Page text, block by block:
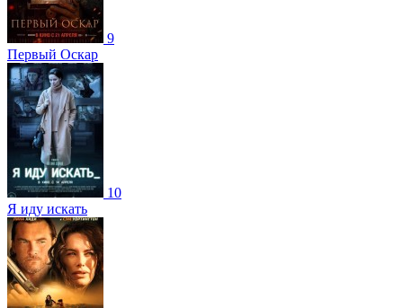
9
Первый Оскар
10
Я иду искать